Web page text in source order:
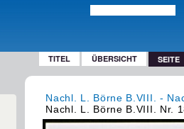
TITEL ÜBERSICHT SEITE
Nachl. L. Börne B.VIII. -
Nachl. L. Börne B.VIII. Nr.